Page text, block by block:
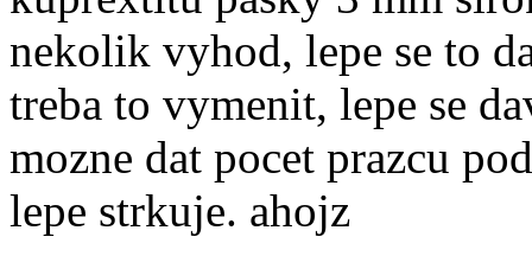
nekolik vyhod, lepe se to
treba to vymenit, lepe se
mozne dat pocet prazcu
lepe strkuje. ahojz